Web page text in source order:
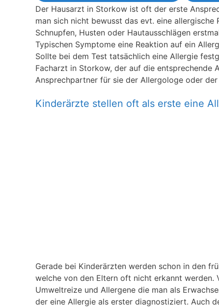
Der Hausarzt in Storkow ist oft der erste
man sich nicht bewusst das evt. eine
Schnupfen, Husten oder Hautausschlägen
Typischen Symptome eine Reaktion auf ein
Sollte bei dem Test tatsächlich eine Allergie
Facharzt in Storkow, der auf die
Ansprechpartner für sie der Allergologe oder
Kinderärzte stellen oft als erste eine
Gerade bei Kinderärzten werden schon in den
welche von den Eltern oft nicht erkannt werden.
Umweltreize und Allergene die man als
der eine Allergie als erster diagnostiziert. Auch